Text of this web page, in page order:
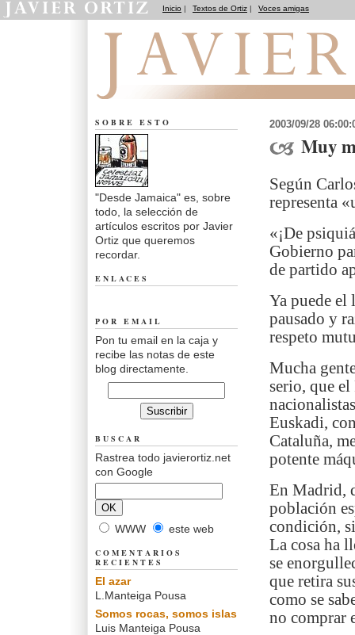
Inicio | Textos de Ortiz | Voces amigas
2003/09/28
Muy
Según
representa
«¡De
Gobierno
de partido
Ya puede el
pausado y
respeto
Mucha
serio, que el
Euskadi,
Cataluña,
potente
En Madrid,
población
condición,
La cosa ha
se
que retira
como se
no comprar
SOBRE ESTO
"Desde Jamaica" es, sobre
todo, la selección de
artículos escritos por Javier
Ortiz que queremos
recordar.
ENLACES
POR EMAIL
Pon tu email en la caja y
recibe las notas de este
blog directamente.
BUSCAR
Rastrea todo javierortiz.net
con Google
WWW este web
COMENTARIOS
RECIENTES
El azar
L.Manteiga Pousa
Somos rocas, somos islas
Luis Manteiga Pousa